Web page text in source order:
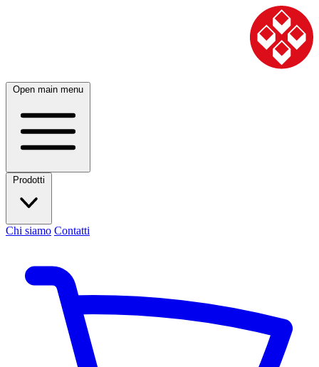
Open main menu
Prodotti
Chi siamo Contatti